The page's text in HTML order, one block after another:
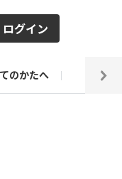
ログイン
のかたへ 編集